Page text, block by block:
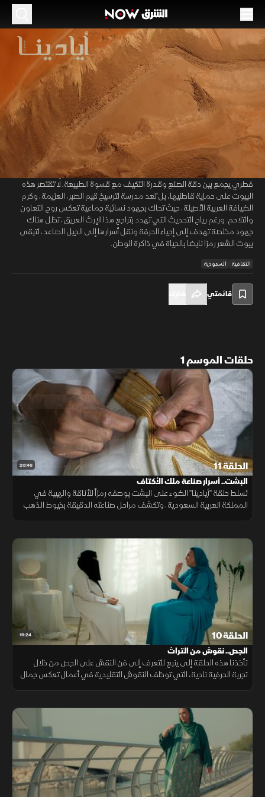
22:01
الحلقة 2
الموسم 1
بيوت الشعر وحرفة السدو.. هندسة تحرس هوية
البادية
22:01 مجتمع
أيادينا
تتجاوز "بيوت الشعر" مفهوم المسكن العابر لتستقر كشاهد حي على الهوية
الوطنية والأصالة المتوارثة عبر الأجيال. وفي هذا الفضاء الممتد، تبرز حرفة
"السدو" التقليدية المنسوجة يدويا من صوف الماعز النقي، كفنٍ هندسي
فطري يجمع بين دقة الصنع وقدرة التكيف مع قسوة الطبيعة. لا تقتصر هذه
البيوت على حماية قاطنيها، بل تعد مدرسة لترسيخ قيم الصبر، العزيمة، وكرم
الضيافة العربية الأصيلة، حيث تحاك بجهود نسائية جماعية تعكس روح التعاون
والتلاحم. ورغم رياح التحديث التي تهدد بتراجع هذا الإرث العريق، تظل هناك
جهود مخلصة تهدف إلى إحياء الحرفة ونقل أسرارها إلى الجيل الصاعد، لتبقى
بيوت الشعر رمزا نابضا بالحياة في ذاكرة الوطن.
الثقافية السعودية
قائمتي
حلقات الموسم 1
20:46 الحلقة 11
البشت.. أسرار صناعة ملك الأكتاف
تسلط حلقة "أيادينا" الضوء على البشت بوصفه رمزاً للأناقة والهيبة في
المملكة العربية السعودية، وتكشف مراحل صناعته الدقيقة بخيوط الذهب
19:24 الحلقة 10
الجص.. نقوش من التراث
تأخذنا هذه الحلقة إلى ينبع للتعرف إلى فن النقش على الجص من خلال
تجربة الحرفية نادية، التي توظف النقوش التقليدية في أعمال تعكس جمال